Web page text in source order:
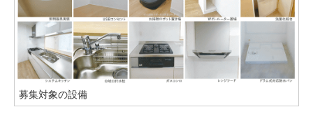
募集対象の設備